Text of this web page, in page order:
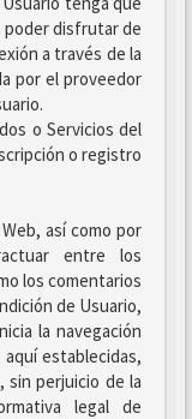
poder disfrutar de
a través de la
por el proveedor
o Servicios del
o registro
así como por
entre los
los comentarios
de Usuario,
la navegación
establecidas,
sin perjuicio de la
legal de